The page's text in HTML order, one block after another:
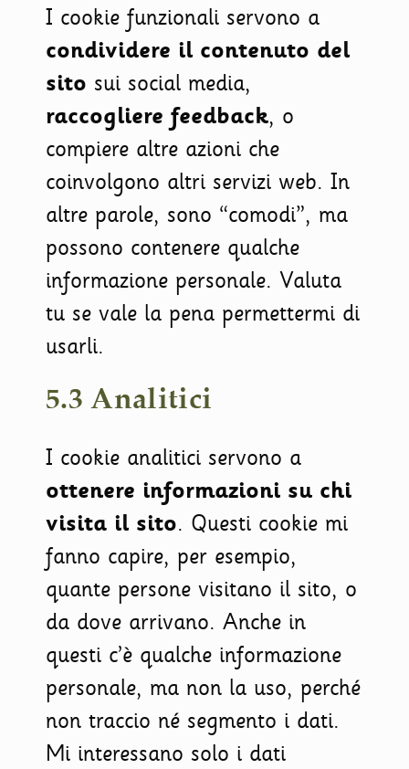
I cookie funzionali servono a
condividere il contenuto del
sito sui social media,
raccogliere feedback, o
compiere altre azioni che
coinvolgono altri servizi web. In
altre parole, sono “comodi”, ma
possono contenere qualche
informazione personale. Valuta
tu se vale la pena permettermi di
usarli.
5.3 Analitici
I cookie analitici servono a
ottenere informazioni su chi
visita il sito. Questi cookie mi
fanno capire, per esempio,
quante persone visitano il sito, o
da dove arrivano. Anche in
questi c’è qualche informazione
personale, ma non la uso, perché
non traccio né segmento i dati.
Mi interessano solo i dati